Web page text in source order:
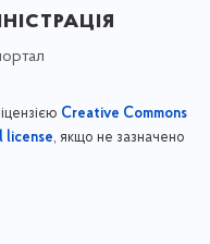
Creative Commons
license, якщо не зазначено